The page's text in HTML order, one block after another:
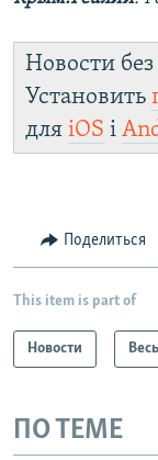
Новости
Установить
для iOS і
Поделиться
This item is part of
Новости
ПО ТЕМЕ